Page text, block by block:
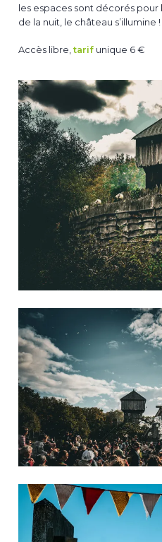
les espaces sont décorés pour
de la nuit, le château s’illumine !
Accès libre,tarifunique 6 €